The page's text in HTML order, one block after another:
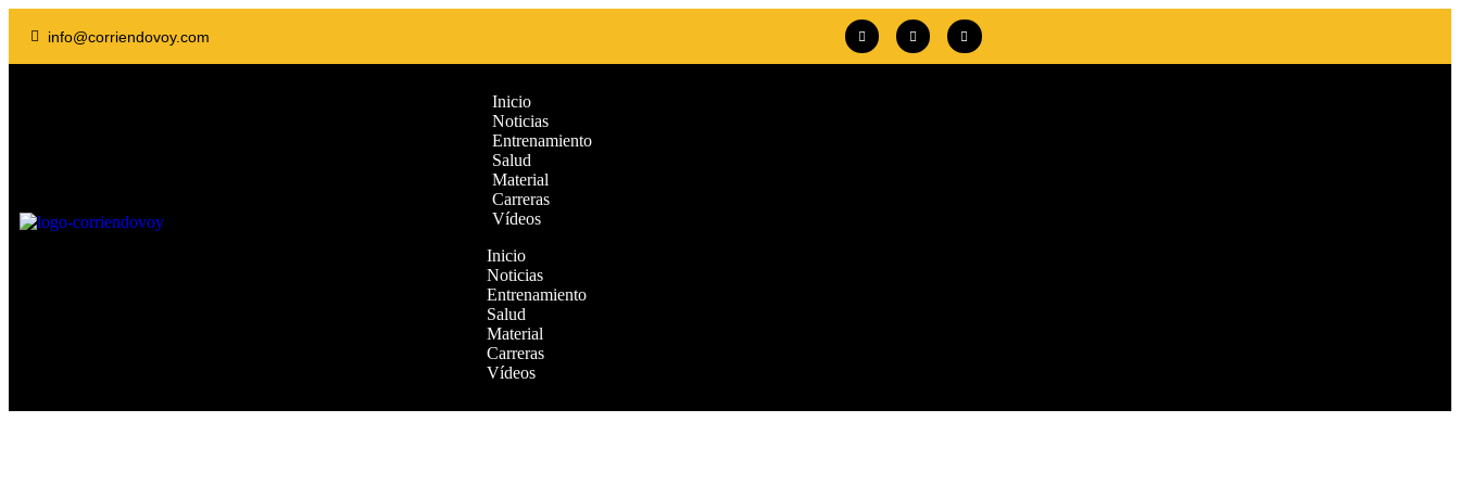
info@corriendovoy.com
Inicio
Noticias
Entrenamiento
Salud
Material
Carreras
Vídeos
Inicio
Noticias
Entrenamiento
Salud
Material
Carreras
Vídeos